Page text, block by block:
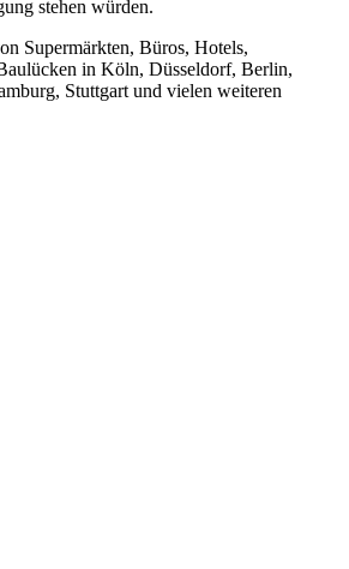
stehen würden.
Supermärkten, Büros, Hotels,
in Köln, Düsseldorf, Berlin,
Stuttgart und vielen weiteren